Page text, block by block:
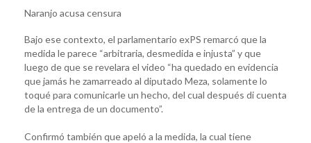
Naranjo acusa censura
Bajo ese contexto, el parlamentario exPS remarcó que la
medida le parece “arbitraria, desmedida e injusta” y que
luego de que se revelara el video “ha quedado en evidencia
que jamás he zamarreado al diputado Meza, solamente lo
toqué para comunicarle un hecho, del cual después di cuenta
de la entrega de un documento”.
Confirmó también que apeló a la medida, la cual tiene